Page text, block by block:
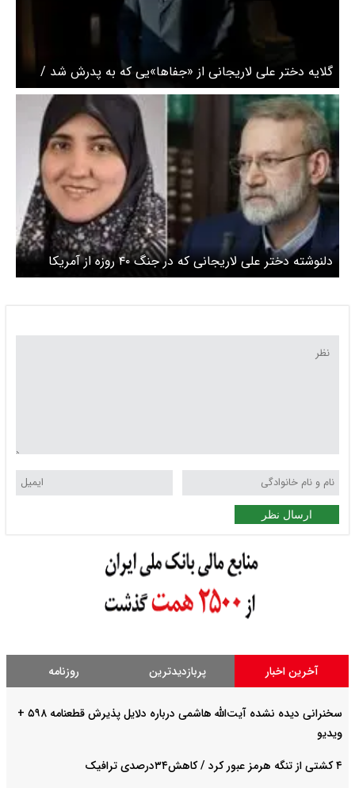
گلایه دختر علی لاریجانی از «جفاها»یی که به پدرش شد /
بابا جون مطمئن بودم شهید می‌شوید
دلنوشته دختر علی لاریجانی که در جنگ ۴۰ روزه از آمریکا
اخراج شد + عکس
ارسال نظر
آخرین اخبار پربازدیدترین روزنامه
سخنرانی دیده نشده آیت‌الله هاشمی درباره دلایل پذیرش قطعنامه ۵۹۸ +
ویدیو
۴ کشتی از تنگه هرمز عبور کرد / کاهش۳۴درصدی ترافیک